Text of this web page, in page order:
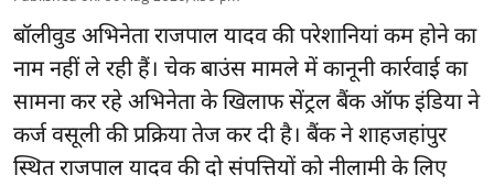
बॉलीवुडअभिनेता राजपाल यादव की परेशानियां कम होने का
नाम नहीं ले रही हैं। चेक बाउंस मामले में कानूनी कार्रवाई का
सामना कर रहे अभिनेता के खिलाफ सेंट्रल बैंक ऑफ इंडिया ने
कर्ज वसूली की प्रक्रिया तेज कर दी है। बैंक ने शाहजहांपुर
स्थित राजपाल यादव की दो संपत्तियों को नीलामी के लिए